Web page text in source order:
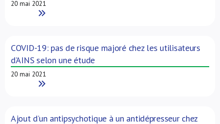
20 mai 2021
Read More
COVID-19: pas de risque majoré chez les utilisateurs
d’AINS selon une étude
20 mai 2021
Read More
Ajout d’un antipsychotique à un antidépresseur chez